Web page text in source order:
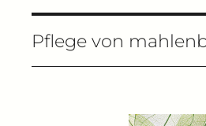
Pflege von